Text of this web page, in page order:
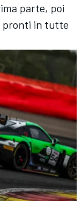
parte, poi
pronti in tutte